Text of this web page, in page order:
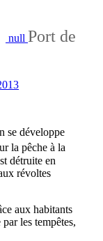
null Port de
se développe
la pêche à la
détruite en
révoltes
aux habitants
les tempêtes,